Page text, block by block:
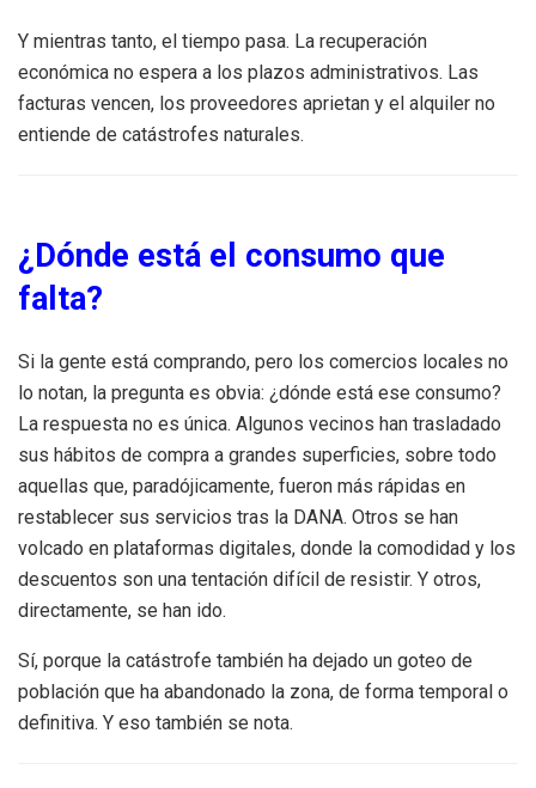
Y mientras tanto, el tiempo pasa. La recuperación
económica no espera a los plazos administrativos. Las
facturas vencen, los proveedores aprietan y el alquiler no
entiende de catástrofes naturales.
¿Dónde está el consumo que
falta?
Si la gente está comprando, pero los comercios locales no
lo notan, la pregunta es obvia: ¿dónde está ese consumo?
La respuesta no es única. Algunos vecinos han trasladado
sus hábitos de compra a grandes superficies, sobre todo
aquellas que, paradójicamente, fueron más rápidas en
restablecer sus servicios tras la DANA. Otros se han
volcado en plataformas digitales, donde la comodidad y los
descuentos son una tentación difícil de resistir. Y otros,
directamente, se han ido.
Sí, porque la catástrofe también ha dejado un goteo de
población que ha abandonado la zona, de forma temporal o
definitiva. Y eso también se nota.